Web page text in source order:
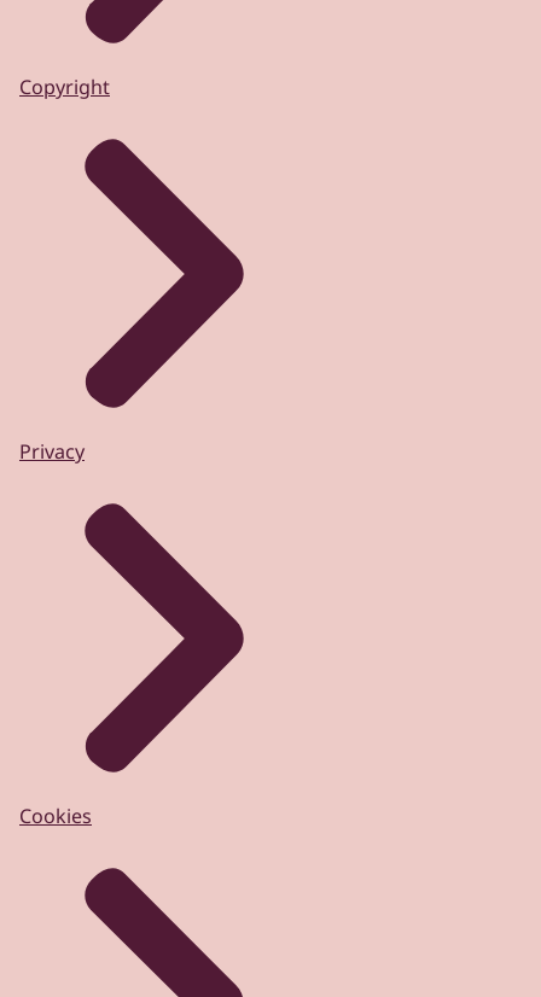
Copyright
Privacy
Cookies